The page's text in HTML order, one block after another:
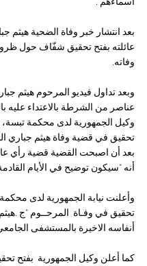
أسماءهم .
بعد انتشار خبر وفاة الضحية هيثم
عائلته بفتح تحقيق شفّاف حول
وفاته.
وبعد تداول فيديو المرحوم هيثم
عناصر من الشرطة بالاعتداء عليه
وكيل الجمهورية لدى محكمة تبسة،
تحقيق في قضية وفاة هيثم جباري
بعد أن اصبحت القضية قضية رأي
أنه "سيكون توضيح في الأيام
وأعلنت نيابة الجمهورية لدى
تحقيق في وفـاة  المرحــوم "ج
أنفاسه الاخيرة بالمستشفى
كما أعلن وكيل الجمهورية  بفتح